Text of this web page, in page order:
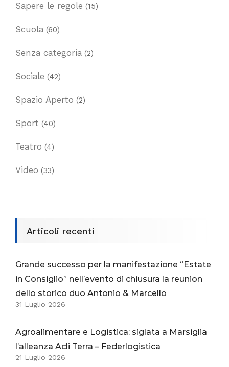
Sapere le regole (15)
Scuola (60)
Senza categoria (2)
Sociale (42)
Spazio Aperto (2)
Sport (40)
Teatro (4)
Video (33)
Articoli recenti
Grande successo per la manifestazione “Estate
in Consiglio” nell’evento di chiusura la reunion
dello storico duo Antonio & Marcello
31 Luglio 2026
Agroalimentare e Logistica: siglata a Marsiglia
l’alleanza Acli Terra – Federlogistica
21 Luglio 2026